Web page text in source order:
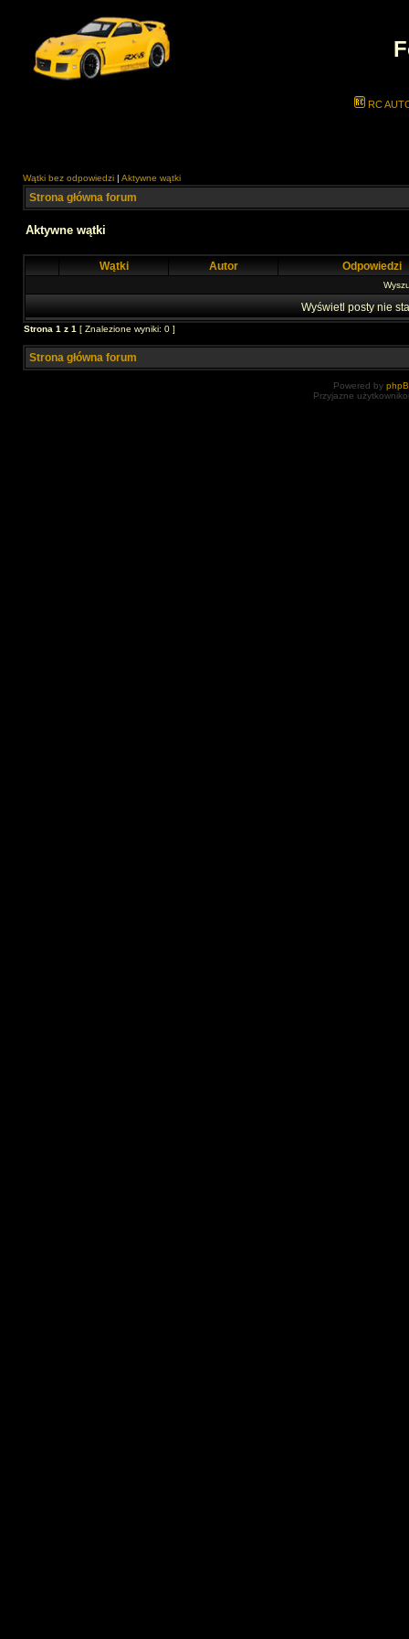
RC
Wątki bez odpowiedzi | Aktywne wątki
Strona główna forum
Aktywne wątki
Wątki Autor Odpowiedzi
Wyświetl posty nie
Strona 1 z 1 [ Znalezione wyniki: 0 ]
Strona główna forum
Powered by
Przyjazne